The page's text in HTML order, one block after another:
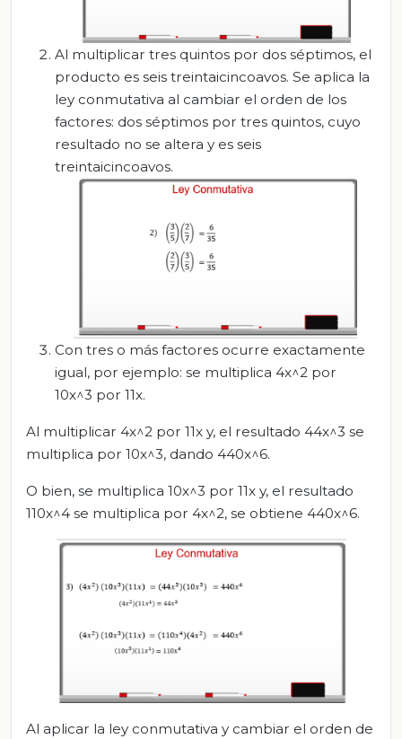
Al multiplicar tres quintos por dos séptimos, el
producto es seis treintaicincoavos. Se aplica la
ley conmutativa al cambiar el orden de los
factores: dos séptimos por tres quintos, cuyo
resultado no se altera y es seis
treintaicincoavos.
Con tres o más factores ocurre exactamente
igual, por ejemplo: se multiplica 4x^2 por
10x^3 por 11x.
Al multiplicar 4x^2 por 11x y, el resultado 44x^3 se
multiplica por 10x^3, dando 440x^6.
O bien, se multiplica 10x^3 por 11x y, el resultado
110x^4 se multiplica por 4x^2, se obtiene 440x^6.
Al aplicar la ley conmutativa y cambiar el orden de